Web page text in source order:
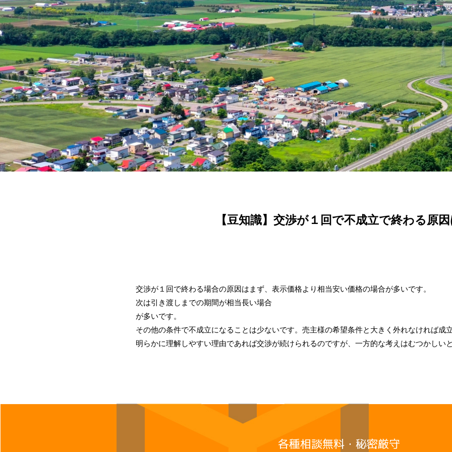
【豆知識】交渉が１回で不成立で終わる原
交渉が１回で終わる場合の原因はまず、表示価格より相当安い価格の場合が多いです。
次は引き渡しまでの期間が相当長い場合
が多いです。
その他の条件で不成立になることは少ないです。売主様の希望条件と大きく外れなければ成
明らかに理解しやすい理由であれば交渉が続けられるのですが、一方的な考えはむつかしい
各種相談無料・秘密厳守